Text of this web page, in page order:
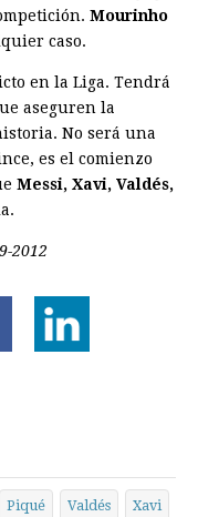
Mourinho
caso.
en la Liga. Tendrá
aseguren la
No será una
es el comienzo
Messi, Xavi, Valdés,
2012
Piqué Valdés Xavi